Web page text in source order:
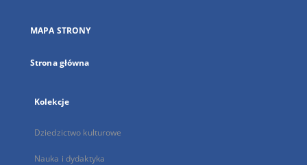
karcie
MAPA STRONY
Strona główna
Kolekcje
Dziedzictwo kulturowe
Nauka i dydaktyka